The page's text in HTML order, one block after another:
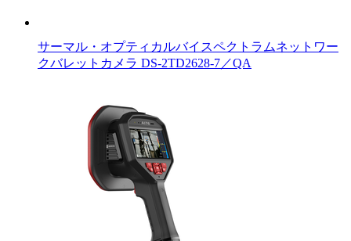
サーマル・オプティカルバイスペクトラムネットワー
クバレットカメラ DS-2TD2628-7／QA